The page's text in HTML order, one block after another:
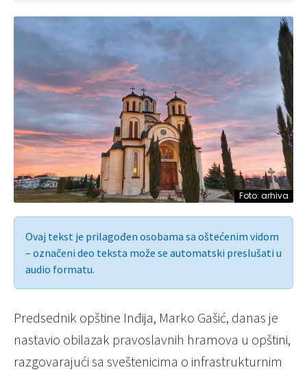
Foto: arhiva
Ovaj tekst je prilagođen osobama sa oštećenim vidom
– označeni deo teksta može se automatski preslušati u
audio formatu.
Predsednik opštine Inđija, Marko Gašić, danas je
nastavio obilazak pravoslavnih hramova u opštini,
razgovarajući sa sveštenicima o infrastrukturnim